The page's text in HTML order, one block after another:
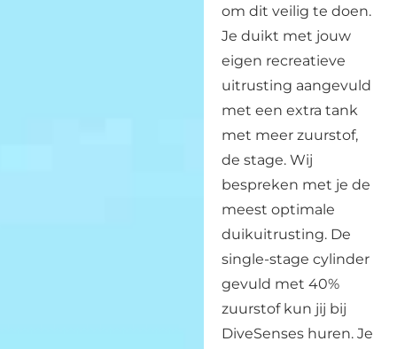
om dit veilig te doen.
Je duikt met jouw
eigen recreatieve
uitrusting aangevuld
met een extra tank
met meer zuurstof,
de stage. Wij
bespreken met je de
meest optimale
duikuitrusting. De
single-stage cylinder
gevuld met 40%
zuurstof kun jij bij
DiveSenses huren. Je